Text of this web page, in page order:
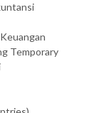
Temporary